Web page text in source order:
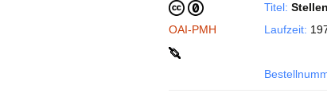
OAI-PMH
Titel:
Laufzeit: